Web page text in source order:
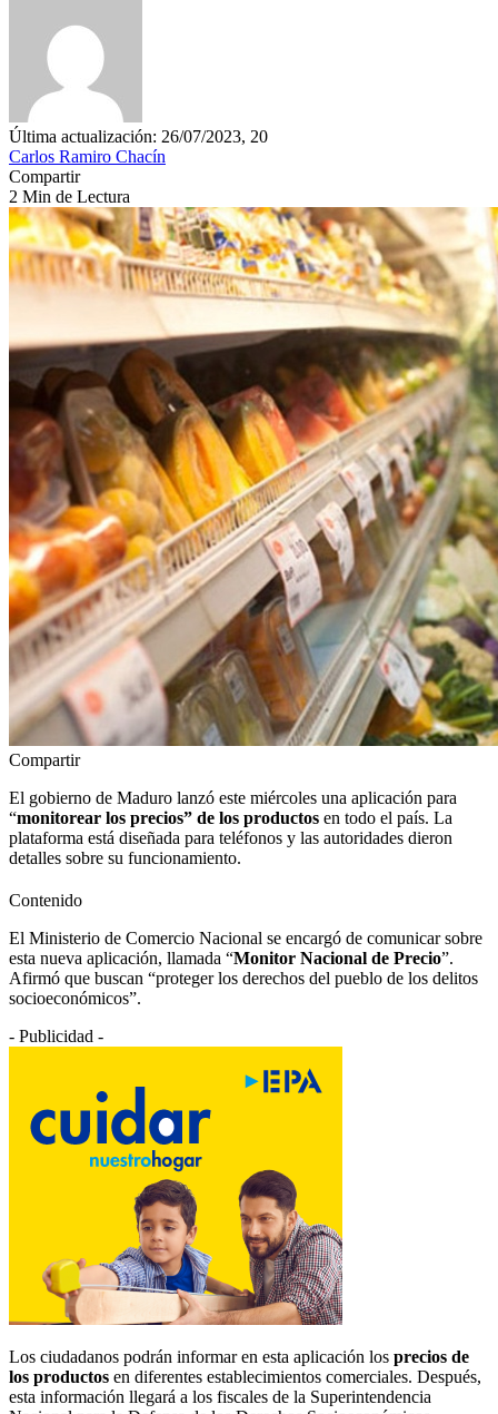
Última actualización: 26/07/2023, 20
Carlos Ramiro Chacín
Compartir
2 Min de Lectura
Compartir
El gobierno de Maduro lanzó este miércoles una aplicación para
“monitorear los precios” de los productos en todo el país. La
plataforma está diseñada para teléfonos y las autoridades dieron
detalles sobre su funcionamiento.
Contenido
El Ministerio de Comercio Nacional se encargó de comunicar sobre
esta nueva aplicación, llamada “Monitor Nacional de Precio”.
Afirmó que buscan “proteger los derechos del pueblo de los delitos
socioeconómicos”.
- Publicidad -
Los ciudadanos podrán informar en esta aplicación los precios de
los productos en diferentes establecimientos comerciales. Después,
esta información llegará a los fiscales de la Superintendencia